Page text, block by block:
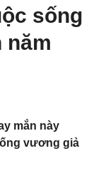
sống
năm
mắn này
vương giả